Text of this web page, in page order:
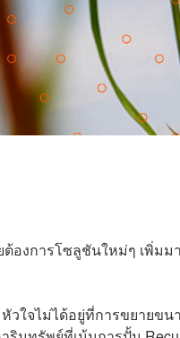
ต้องการโซลูชันใหม่ๆ เพิ่มม
วใจไม่ได้อยู่ที่การขยายขน